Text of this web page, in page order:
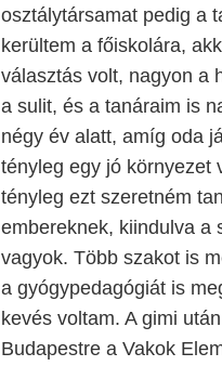
osztálytársamat pedig a
kerültem a főiskolára,
választás volt, nagyon a
a sulit, és a tanáraim is
négy év alatt, amíg oda
tényleg egy jó környezet
tényleg ezt szeretném
embereknek, kiindulva a
vagyok. Több szakot is
a gyógypedagógiát is
kevés voltam. A gimi
Budapestre a Vakok